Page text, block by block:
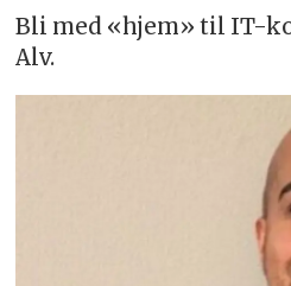
Bli med «hjem» til IT-
Alv.